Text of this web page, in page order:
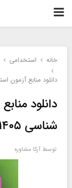
منوی
خانه استخدامی
دانلود منابع آزمون
دانلود
شناسی ۱۴۰۵| آموزش و پرورش
توسط آرکا مشاوره